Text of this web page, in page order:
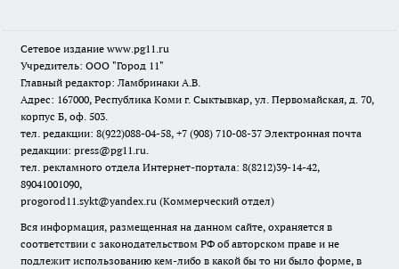
Сетевое издание www.pg11.ru
Учредитель: ООО "Город 11"
Главный редактор: Ламбринаки А.В.
Адрес: 167000, Республика Коми г. Сыктывкар, ул. Первомайская, д. 70,
корпус Б, оф. 503.
тел. редакции: 8(922)088-04-58, +7 (908) 710-08-37 Электронная почта
редакции: press@pg11.ru.
тел. рекламного отдела Интернет-портала: 8(8212)39-14-42,
89041001090,
progorod11.sykt@yandex.ru (Коммерческий отдел)
Вся информация, размещенная на данном сайте, охраняется в
соответствии с законодательством РФ об авторском праве и не
подлежит использованию кем-либо в какой бы то ни было форме, в